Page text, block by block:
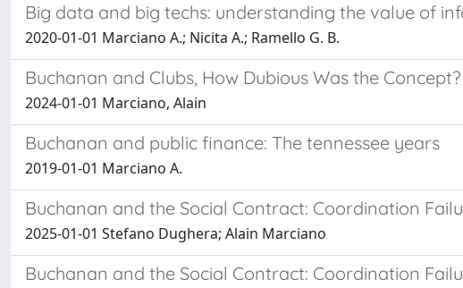
Big data and big techs: understanding the value of
2020-01-01 Marciano A.; Nicita A.; Ramello G. B.
Buchanan and Clubs, How Dubious Was the
2024-01-01 Marciano, Alain
Buchanan and public finance: The tennessee years
2019-01-01 Marciano A.
Buchanan and the Social Contract: Coordination
2025-01-01 Stefano Dughera; Alain Marciano
Buchanan and the Social Contract: Coordination